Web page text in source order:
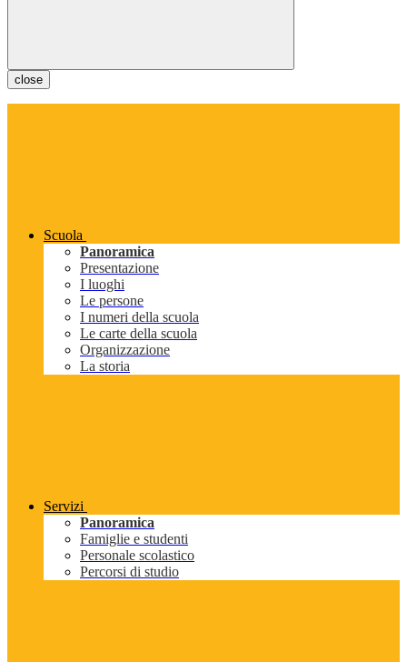
close
Scuola
Panoramica
Presentazione
I luoghi
Le persone
I numeri della scuola
Le carte della scuola
Organizzazione
La storia
Servizi
Panoramica
Famiglie e studenti
Personale scolastico
Percorsi di studio